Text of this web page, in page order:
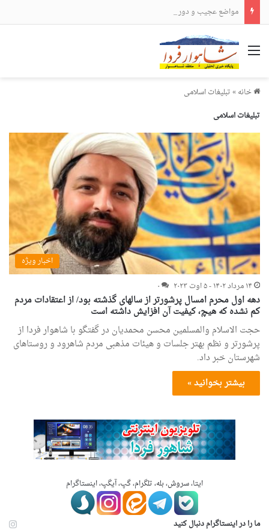
مواضع عجیب و دور از انتظار علی لاریجانی
منو
خانه»تبلیغات اسلامی
تبلیغات اسلامی
اخبار ویژه
۱۴ مرداد ۱۴۰۲ - ۵ اوت ۲۰۲۳
۰
دهه اول محرم امسال پرشورتر از سالهای گذشته بود/ از اعتقادات مردم
کم نشده که هیچ، کیفیت آن افزایش داشته است
حجت الاسلام والمسلمین محسن محمدیان در گفتگو با شاهوار فردا از
پرشورتر و نظم بهتر جلسات و هیئات مذهبی مردم شاهرود و روستاهای
شهرستان خبر داد.
بیشتر بخوانید »
ایتا، سروش، بله، تلگرام، گپ، آیگپ، اینستاگرام
ما را در اینستاگرام دنبال کنید